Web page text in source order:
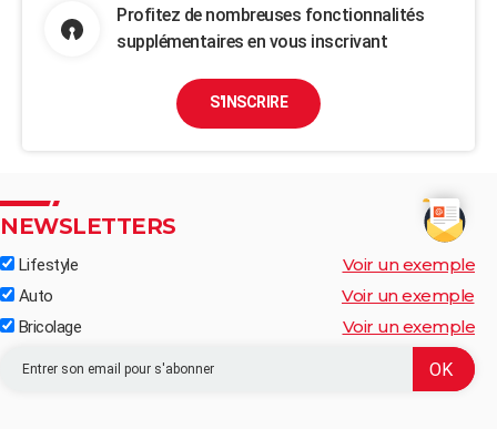
Profitez de nombreuses fonctionnalités
supplémentaires en vous inscrivant
S'INSCRIRE
NEWSLETTERS
Lifestyle Voir un exemple
Auto Voir un exemple
Bricolage Voir un exemple